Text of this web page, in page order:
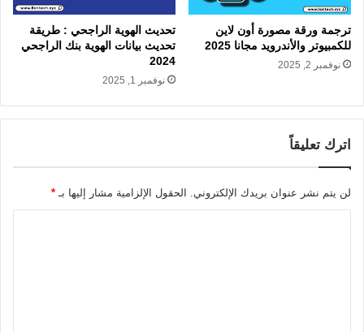
ترجمة ورقة مصورة أون لاين
للكمبيوتر والأندرويد مجانا 2025
نوفمبر 2, 2025
تحديث الهوية الراجحي : طريقة
تحديث بيانات الهوية بنك الراجحي
2024
نوفمبر 1, 2025
اترك تعليقاً
لن يتم نشر عنوان بريدك الإلكتروني. الحقول الإلزامية مشار إليها بـ *